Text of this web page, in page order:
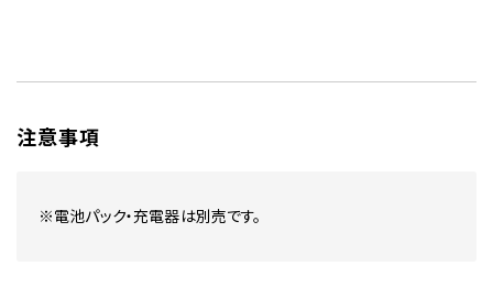
注意事項
※電池パック・充電器は別売です。